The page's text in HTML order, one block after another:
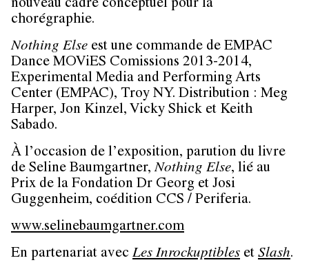
nouveau cadre conceptuel pour la
chorégraphie.
Nothing Else est une commande de EMPAC
Dance MOViES Comissions 2013-2014,
Experimental Media and Performing Arts
Center (EMPAC), Troy NY. Distribution : Meg
Harper, Jon Kinzel, Vicky Shick et Keith
Sabado.
À l’occasion de l’exposition, parution du livre
de Seline Baumgartner,Nothing Else, lié au
Prix de la Fondation Dr Georg et Josi
Guggenheim, coédition CCS / Periferia.
www.selinebaumgartner.com
En partenariat avec Les Inrockuptibles et Slash.